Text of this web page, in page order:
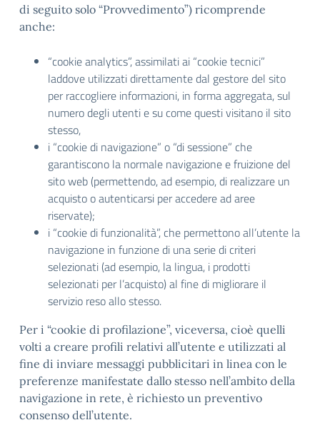
di seguito solo “Provvedimento”) ricomprende
anche:
“cookie analytics”, assimilati ai “cookie tecnici”
laddove utilizzati direttamente dal gestore del sito
per raccogliere informazioni, in forma aggregata, sul
numero degli utenti e su come questi visitano il sito
stesso,
i “cookie di navigazione” o “di sessione” che
garantiscono la normale navigazione e fruizione del
sito web (permettendo, ad esempio, di realizzare un
acquisto o autenticarsi per accedere ad aree
riservate);
i “cookie di funzionalità”, che permettono all’utente la
navigazione in funzione di una serie di criteri
selezionati (ad esempio, la lingua, i prodotti
selezionati per l’acquisto) al fine di migliorare il
servizio reso allo stesso.
Per i “cookie di profilazione”, viceversa, cioè quelli
volti a creare profili relativi all’utente e utilizzati al
fine di inviare messaggi pubblicitari in linea con le
preferenze manifestate dallo stesso nell’ambito della
navigazione in rete, è richiesto un preventivo
consenso dell’utente.